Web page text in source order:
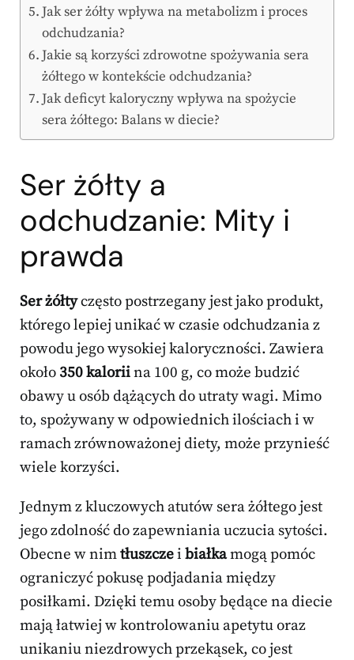
Jak ser żółty wpływa na metabolizm i proces
odchudzania?
Jakie są korzyści zdrowotne spożywania sera
żółtego w kontekście odchudzania?
Jak deficyt kaloryczny wpływa na spożycie
sera żółtego: Balans w diecie?
Ser żółty a
odchudzanie: Mity i
prawda
Ser żółtyczęsto postrzegany jest jako produkt,
którego lepiej unikać w czasie odchudzania z
powodu jego wysokiej kaloryczności. Zawiera
około 350 kaloriina 100 g, co może budzić
obawy u osób dążących do utraty wagi. Mimo
to, spożywany w odpowiednich ilościach i w
ramach zrównoważonej diety, może przynieść
wiele korzyści.
Jednym z kluczowych atutów sera żółtego jest
jego zdolność do zapewniania uczucia sytości.
Obecne w nimtłuszczei białkamogą pomóc
ograniczyć pokusę podjadania między
posiłkami. Dzięki temu osoby będące na diecie
mają łatwiej w kontrolowaniu apetytu oraz
unikaniu niezdrowych przekąsek, co jest